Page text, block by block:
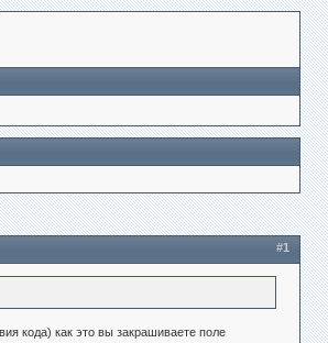
#1
кода) как это вы закрашиваете поле